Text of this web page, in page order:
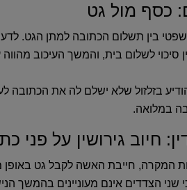
כסף מול גט
בין תשלום הכתובה למתן הגט‏.‏
בזלזול שלא ישלם לה את הכתובה
במלואה‏.‏
חיוב גירושין על פני
המקרה‏,‏ חייבת האשה לקבל גט באופן
שני הצדדים אינם מעוניינים בהמשך